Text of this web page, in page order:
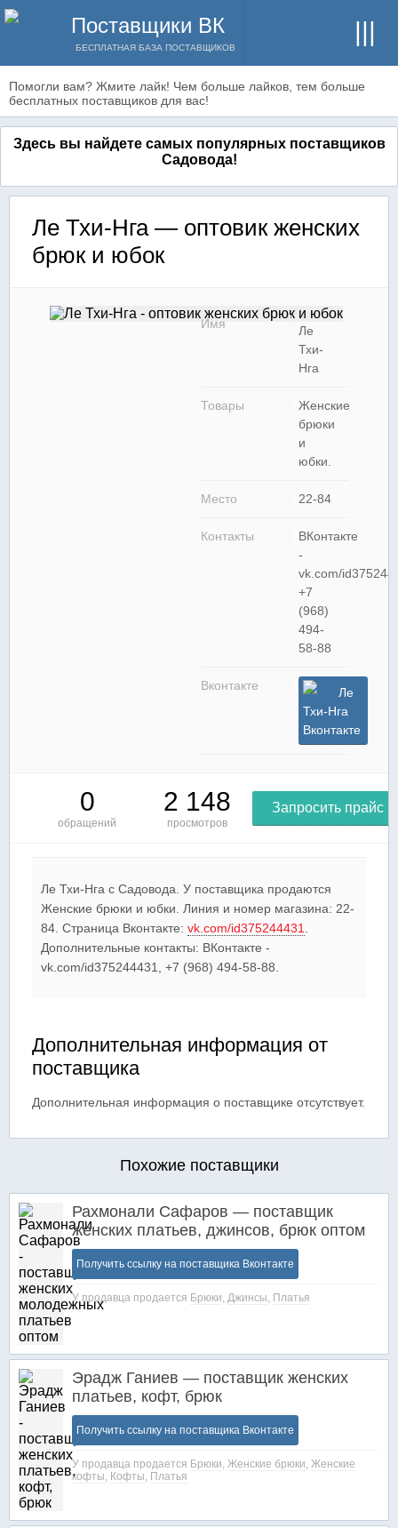
Поставщики ВК
БЕСПЛАТНАЯ БАЗА ПОСТАВЩИКОВ
Помогли вам? Жмите лайк! Чем больше лайков, тем больше
бесплатных поставщиков для вас!
Здесь вы найдете самых популярных поставщиков
Садовода!
Ле Тхи-Нга — оптовик женских
брюк и юбок
Имя
Ле
Тхи-
Нга
Товары
Женские
брюки
и
юбки.
Место 22-84
Контакты
ВКонтакте
-
vk.com/
+7
(968)
494-
58-88
Вконтакте
Ле
Тхи-Нга
Вконтакте
0
обращений
2 148
просмотров
Запросить прайс
Ле Тхи-Нга c Садовода. У поставщика продаются
Женские брюки и юбки. Линия и номер магазина: 22-
84. Страница Вконтакте: vk.com/id375244431
Дополнительные контакты: ВКонтакте -
vk.com/id375244431, +7 (968) 494-58-88.
Дополнительная информация от
поставщика
Дополнительная информация о поставщике отсутствует.
Похожие поставщики
Рахмонали Сафаров — поставщик
женских платьев, джинсов, брюк оптом
Получить ссылку на поставщика Вконтакте
У продавца продается Брюки, Джинсы, Платья
Эрадж Ганиев — поставщик женских
платьев, кофт, брюк
Получить ссылку на поставщика Вконтакте
У продавца продается Брюки, Женские брюки, Женские
кофты, Кофты, Платья